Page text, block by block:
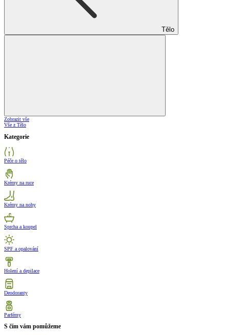
Tělo
Zobrazit vše
Vše z Tělo
Kategorie
Péče o tělo
Krémy na ruce
Krémy na nohy
Sprcha a koupel
SPF a opalování
Holení a depilace
Deodoranty
Parfémy
S čím vám pomůžeme